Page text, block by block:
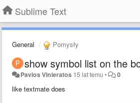
Sublime Text
General Pomysły
show symbol list on the
Pavlos Vinieratos 15 lat temu • 0
like textmate does